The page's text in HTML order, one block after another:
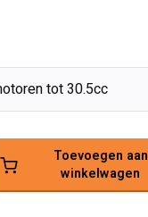
tot 30.5cc
Toevoegen aan
winkelwagen